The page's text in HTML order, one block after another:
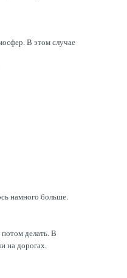
В этом случае
намного больше.
делать. В
на дорогах.